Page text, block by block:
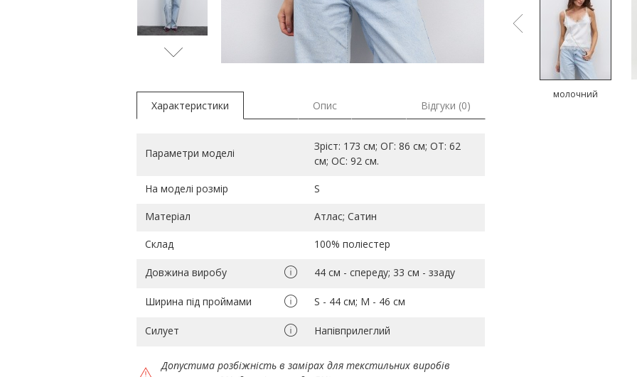
молочний
Характеристики Опис Відгуки (0)
Параметри моделі
Зріст: 173 см; ОГ: 86 см; ОТ: 62
см; ОС: 92 см.
На моделі розмір S
Матеріал Атлас; Сатин
Склад 100% поліестер
Довжина виробу 44 см - спереду; 33 см - ззаду
Ширина під проймами S - 44 см; M - 46 см
Силует Напівприлеглий
Допустима розбіжність в замірах для текстильних виробів